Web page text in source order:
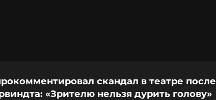
скандал в театре после
«Зрителю нельзя дурить голову»